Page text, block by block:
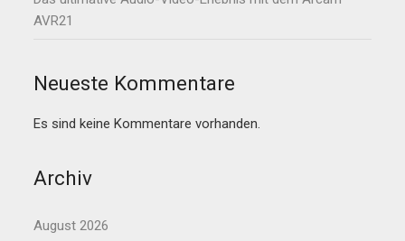
AVR21
Neueste Kommentare
Es sind keine Kommentare vorhanden.
Archiv
August 2026